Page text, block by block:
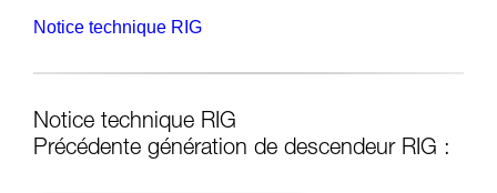
Notice technique RIG
Notice technique RIG
Précédente génération de descendeur RIG :